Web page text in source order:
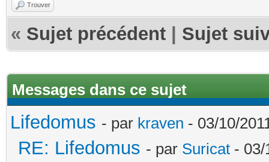
Trouver
« Sujet précédent Sujet
Messages dans ce sujet
Lifedomus - par kraven - 03/10/
RE: Lifedomus - par Suricat - 03/